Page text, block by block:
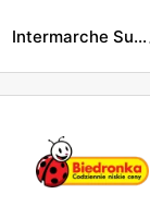
Intermarche Super